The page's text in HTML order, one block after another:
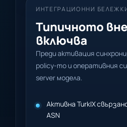
ИНТЕГРАЦИОННИ
Типичното
включва
Преди активация
policy-то и оперативния
server модела.
Активна TurkIX
ASN